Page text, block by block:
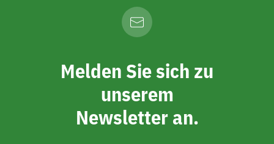
Melden Sie sich zu
unserem
Newsletter an.